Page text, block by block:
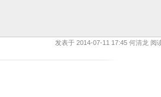
发表于 2014-07-11 17:45 何清龙 阅